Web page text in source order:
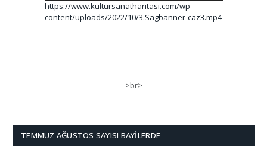
https://www.kultursanatharitasi.com/wp-
content/uploads/2022/10/3.Sagbanner-caz3.mp4
>br>
TEMMUZ AĞUSTOS SAYISI BAYILERDE